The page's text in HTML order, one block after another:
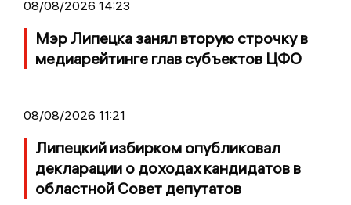
08/08/2026 14:23
Мэр Липецка занял вторую строчку в
медиарейтинге глав субъектов ЦФО
08/08/2026 11:21
Липецкий избирком опубликовал
декларации о доходах кандидатов в
областной Совет депутатов